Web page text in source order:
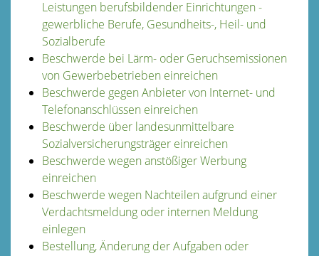
Leistungen berufsbildender Einrichtungen -
gewerbliche Berufe, Gesundheits-, Heil- und
Sozialberufe
Beschwerde bei Lärm- oder Geruchsemissionen
von Gewerbebetrieben einreichen
Beschwerde gegen Anbieter von Internet- und
Telefonanschlüssen einreichen
Beschwerde über landesunmittelbare
Sozialversicherungsträger einreichen
Beschwerde wegen anstößiger Werbung
einreichen
Beschwerde wegen Nachteilen aufgrund einer
Verdachtsmeldung oder internen Meldung
einlegen
Bestellung, Änderung der Aufgaben oder